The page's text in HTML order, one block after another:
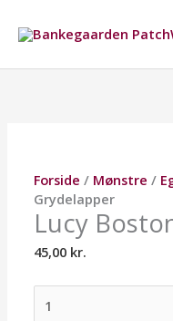
indholdet
Forside / Mønstre /
Grydelapper
Lucy
45,00 kr.